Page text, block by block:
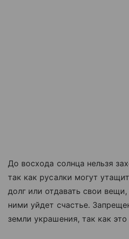
До восхода солнца нельзя
так как русалки могут
долг или отдавать свои
ними уйдет счастье.
земли украшения, так как